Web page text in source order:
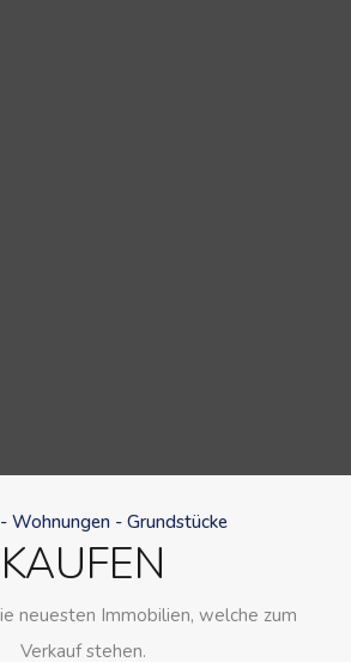
Wohnungen - Grundstücke
KAUFEN
neuesten Immobilien, welche zum
Verkauf stehen.